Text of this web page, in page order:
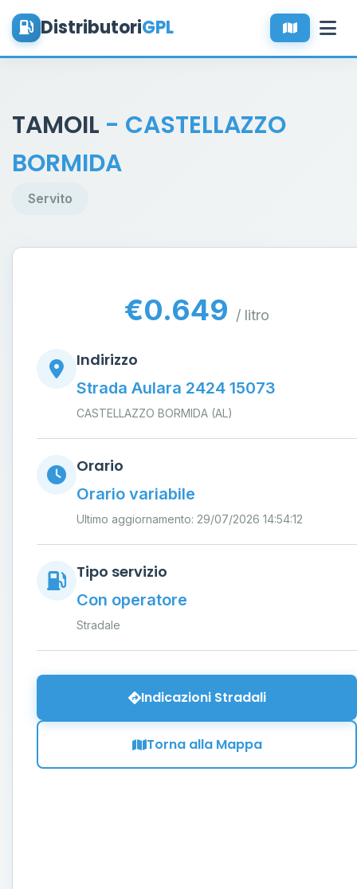
DistributoriGPL
TAMOIL - CASTELLAZZO
BORMIDA
Servito
€0.649 / litro
Indirizzo
Strada Aulara 2424 15073
CASTELLAZZO BORMIDA (AL)
Orario
Orario variabile
Ultimo aggiornamento: 29/07/2026 14:54:12
Tipo servizio
Con operatore
Stradale
Indicazioni Stradali
Torna alla Mappa